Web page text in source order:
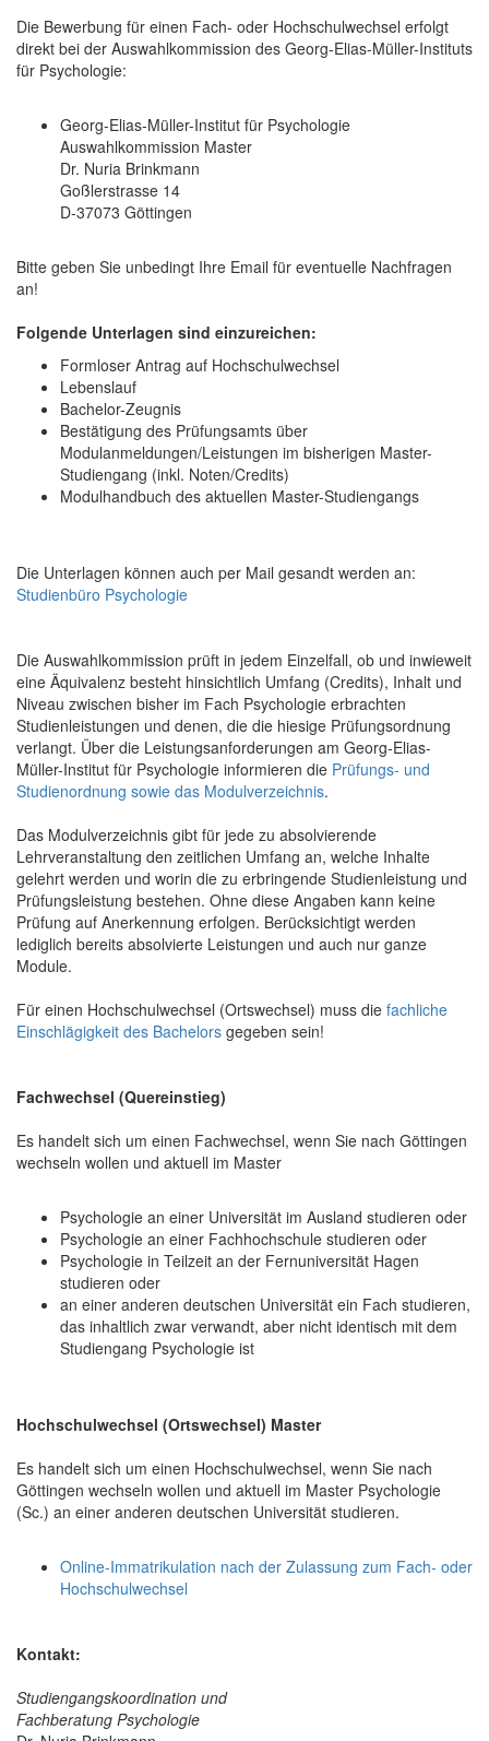
Die Bewerbung für einen Fach- oder Hochschulwechsel erfolgt
direkt bei der Auswahlkommission des Georg-Elias-Müller-Instituts
für Psychologie:
Georg-Elias-Müller-Institut für Psychologie
Auswahlkommission Master
Dr. Nuria Brinkmann
Goßlerstrasse 14
D-37073 Göttingen
Bitte geben Sie unbedingt Ihre Email für eventuelle Nachfragen
an!
Folgende Unterlagen sind einzureichen:
Formloser Antrag auf Hochschulwechsel
Lebenslauf
Bachelor-Zeugnis
Bestätigung des Prüfungsamts über
Modulanmeldungen/Leistungen im bisherigen Master-
Studiengang (inkl. Noten/Credits)
Modulhandbuch des aktuellen Master-Studiengangs
Die Unterlagen können auch per Mail gesandt werden an:
Studienbüro Psychologie
Die Auswahlkommission prüft in jedem Einzelfall, ob und inwieweit
eine Äquivalenz besteht hinsichtlich Umfang (Credits), Inhalt und
Niveau zwischen bisher im Fach Psychologie erbrachten
Studienleistungen und denen, die die hiesige Prüfungsordnung
verlangt. Über die Leistungsanforderungen am Georg-Elias-
Müller-Institut für Psychologie informieren die Prüfungs- und
Studienordnung sowie das Modulverzeichnis.
Das Modulverzeichnis gibt für jede zu absolvierende
Lehrveranstaltung den zeitlichen Umfang an, welche Inhalte
gelehrt werden und worin die zu erbringende Studienleistung und
Prüfungsleistung bestehen. Ohne diese Angaben kann keine
Prüfung auf Anerkennung erfolgen. Berücksichtigt werden
lediglich bereits absolvierte Leistungen und auch nur ganze
Module.
Für einen Hochschulwechsel (Ortswechsel) muss die fachliche
Einschlägigkeit des Bachelors gegeben sein!
Fachwechsel (Quereinstieg)
Es handelt sich um einen Fachwechsel, wenn Sie nach Göttingen
wechseln wollen und aktuell im Master
Psychologie an einer Universität im Ausland studieren oder
Psychologie an einer Fachhochschule studieren oder
Psychologie in Teilzeit an der Fernuniversität Hagen
studieren oder
an einer anderen deutschen Universität ein Fach studieren,
das inhaltlich zwar verwandt, aber nicht identisch mit dem
Studiengang Psychologie ist
Hochschulwechsel (Ortswechsel) Master
Es handelt sich um einen Hochschulwechsel, wenn Sie nach
Göttingen wechseln wollen und aktuell im Master Psychologie
(Sc.) an einer anderen deutschen Universität studieren.
Online-Immatrikulation nach der Zulassung zum Fach- oder
Hochschulwechsel
Kontakt:
Studiengangskoordination und
Fachberatung Psychologie